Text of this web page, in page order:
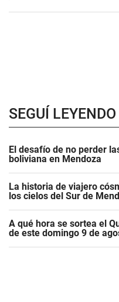
SEGUÍ LEYENDO
El desafío de no perder
boliviana en Mendoza
La historia de viajero
los cielos del Sur de
A qué hora se sortea el
de este domingo 9 de